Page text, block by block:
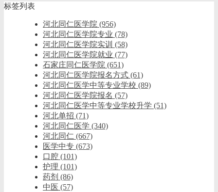
标签列表
河北同仁医学院 (956)
河北同仁医学院专业 (78)
河北同仁医学院实训 (58)
河北同仁医学院就业 (77)
石家庄同仁医学院 (651)
河北同仁医学院报名方式 (61)
河北同仁医学中等专业学校 (89)
河北同仁医学院报名 (57)
河北同仁医学中等专业学校升学 (51)
河北单招 (71)
河北同仁医学 (340)
河北同仁 (667)
医学中专 (673)
口腔 (101)
护理 (101)
药剂 (86)
中医 (57)